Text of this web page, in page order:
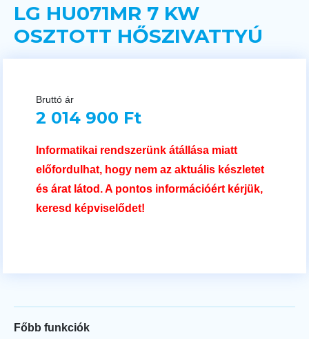
LG HU071MR 7 KW
OSZTOTT HŐSZIVATTYÚ
Bruttó ár
2 014 900 Ft
Informatikai rendszerünk átállása miatt
előfordulhat, hogy nem az aktuális készletet
és árat látod. A pontos információért kérjük,
keresd képviselődet!
Főbb funkciók